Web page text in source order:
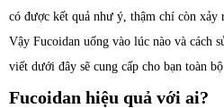
có được kết quả như ý, thậm chí còn xảy
Vậy Fucoidan uống vào lúc nào và cách
viết dưới đây sẽ cung cấp cho bạn toàn
Fucoidan hiệu quả với ai?